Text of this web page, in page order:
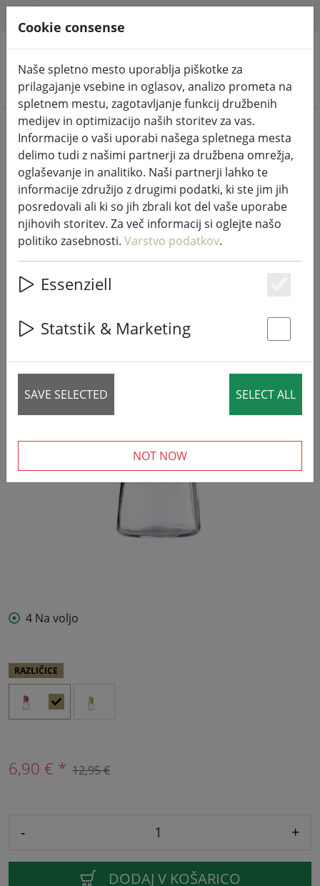
Iskanje izdelkov
Home %Prodaja
Zone mlinček za začimbe Confetti
6,5 x 15,5 cm rdeč
4 Na voljo
RAZLIČICE
6,90 € * 12,95 €
- +
DODAJ V KOŠARICO
Cookie consense
Naše spletno mesto uporablja piškotke za
prilagajanje vsebine in oglasov, analizo prometa na
spletnem mestu, zagotavljanje funkcij družbenih
medijev in optimizacijo naših storitev za vas.
Informacije o vaši uporabi našega spletnega mesta
delimo tudi z našimi partnerji za družbena omrežja,
oglaševanje in analitiko. Naši partnerji lahko te
informacije združijo z drugimi podatki, ki ste jim jih
posredovali ali ki so jih zbrali kot del vaše uporabe
njihovih storitev. Za več informacij si oglejte našo
politiko zasebnosti. Varstvo podatkov.
Essenziell
Statstik & Marketing
SAVE SELECTED SELECT ALL
NOT NOW